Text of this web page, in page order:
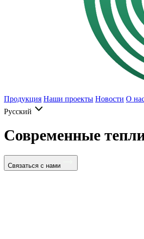
Продукция Наши проекты Новости О
Русский
Современные
Связаться с нами